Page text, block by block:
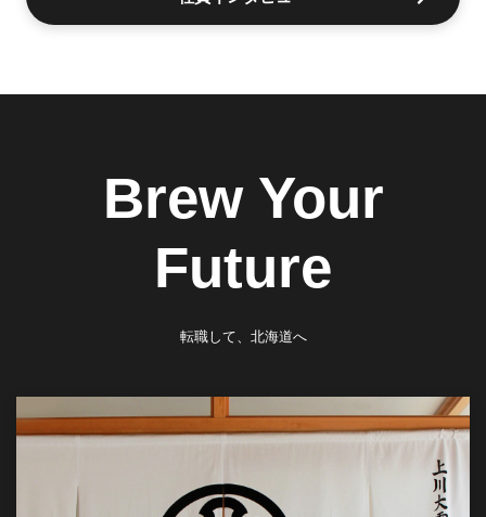
Brew Your
Future
転職して、北海道へ